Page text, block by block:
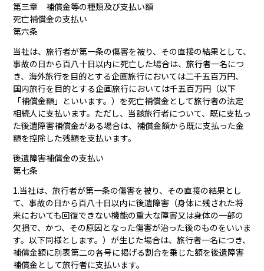
第三章 補償金等の種類及び支払い額
死亡補償金の支払い
第六条
当社は、旅行者が第一条の傷害を被り、その直接の結果として、
事故の日から百八十日以内に死亡した場合は、旅行者一名につ
き、海外旅行を目的とする企画旅行においては二千五百万円、
国内旅行を目的とする企画旅行においては千五百万円（以下
「補償金額」といいます。）を死亡補償金として旅行者の法定
相続人に支払います。ただし、当該旅行者について、既に支払っ
た後遺障害補償金がある場合は、補償金額から既に支払った金
額を控除した残額を支払います。
後遺障害補償金の支払い
第七条
1.当社は、旅行者が第一条の傷害を被り、その直接の結果とし
て、事故の日から百八十日以内に後遺障害（身体に残された将
来においても回復できない機能の重大な障害又は身体の一部の
欠損で、かつ、その原因となった傷害が治った後のものをいいま
す。以下同様とします。）が生じた場合は、旅行者一名につき、
補償金額に別表第二の各号に掲げる割合を乗じた額を後遺障害
補償金として旅行者に支払います。